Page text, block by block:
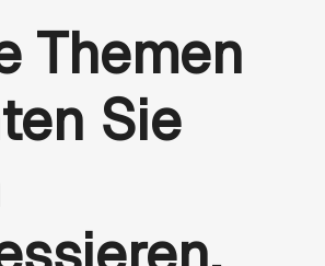
Themen
Sie